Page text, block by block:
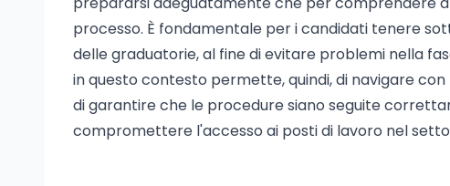
processo. È fondamentale per i candidati tenere
delle graduatorie, al fine di evitare problemi nella
in questo contesto permette, quindi, di navigare
di garantire che le procedure siano seguite
compromettere l'accesso ai posti di lavoro nel